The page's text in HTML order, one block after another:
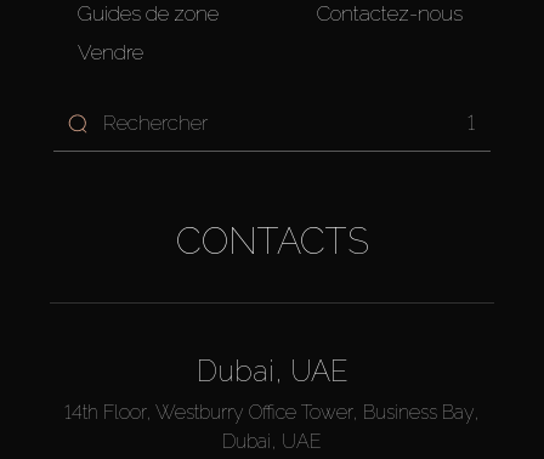
Guides de zone
Vendre
Contactez-nous
1
CONTACTS
Dubai, UAE
14th Floor, Westburry Office Tower, Business Bay,
Dubai, UAE